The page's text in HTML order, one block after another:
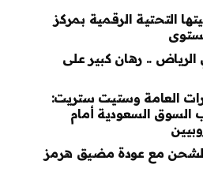
التحتية الرقمية بمركز
.. رهان كبير على
العامة وستيت ستريت:
السوق السعودية أمام
الشحن مع عودة مضيق هرمز